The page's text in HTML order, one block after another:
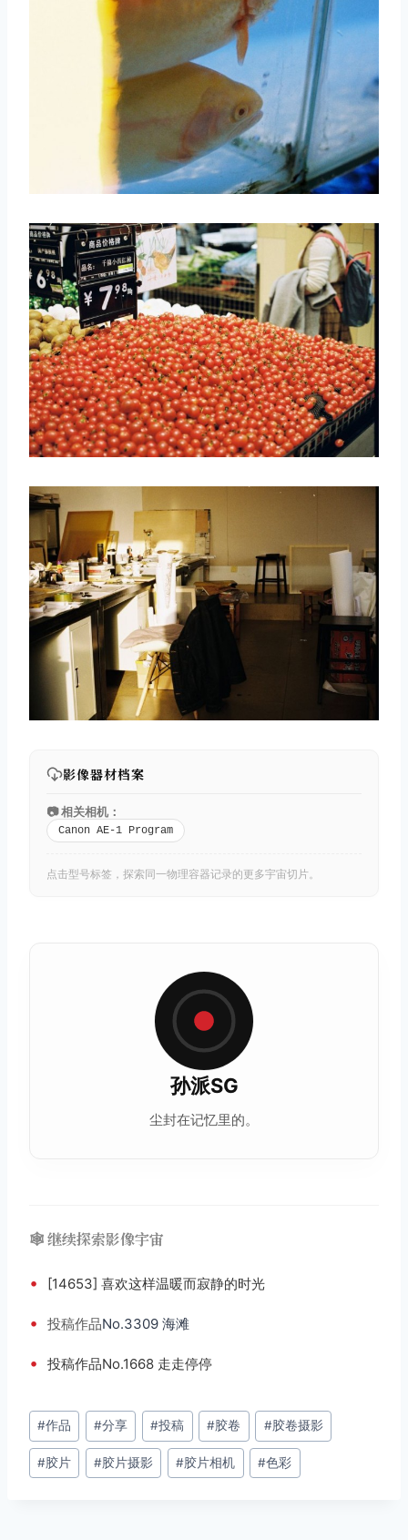
影像器材档案
📷 相关相机：
Canon AE-1 Program
点击型号标签，探索同一物理容器记录的更多宇宙切片。
孙派SG
尘封在记忆里的。
🕸️ 继续探索影像宇宙
• [14653] 喜欢这样温暖而寂静的时光
• 投稿作品No.3309 海滩
• 投稿作品No.1668 走走停停
文
章
标
#作品 #分享 #投稿 #胶卷 #胶卷摄影
#胶片 #胶片摄影 #胶片相机 #色彩
取消 搜索